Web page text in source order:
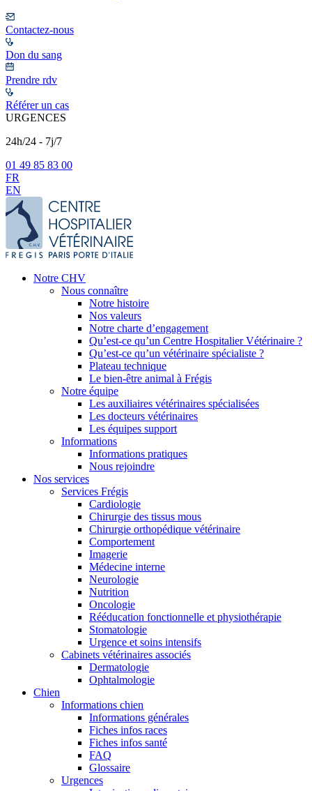
Contactez-nous
Don du sang
Prendre rdv
Référer un cas
URGENCES
24h/24 - 7j/7
01 49 85 83 00
FR
EN
Notre CHV
Nous connaître
Notre histoire
Nos valeurs
Notre charte d’engagement
Qu’est-ce qu’un Centre Hospitalier Vétérinaire ?
Qu’est-ce qu’un vétérinaire spécialiste ?
Plateau technique
Le bien-être animal à Frégis
Notre équipe
Les auxiliaires vétérinaires spécialisées
Les docteurs vétérinaires
Les équipes support
Informations
Informations pratiques
Nous rejoindre
Nos services
Services Frégis
Cardiologie
Chirurgie des tissus mous
Chirurgie orthopédique vétérinaire
Comportement
Imagerie
Médecine interne
Neurologie
Nutrition
Oncologie
Rééducation fonctionnelle et physiothérapie
Stomatologie
Urgence et soins intensifs
Cabinets vétérinaires associés
Dermatologie
Ophtalmologie
Chien
Informations chien
Informations générales
Fiches infos races
Fiches infos santé
FAQ
Glossaire
Urgences